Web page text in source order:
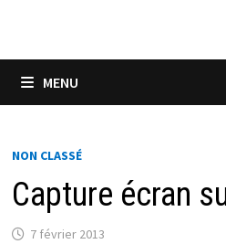
MENU
NON CLASSÉ
Capture écran
7 février 2013